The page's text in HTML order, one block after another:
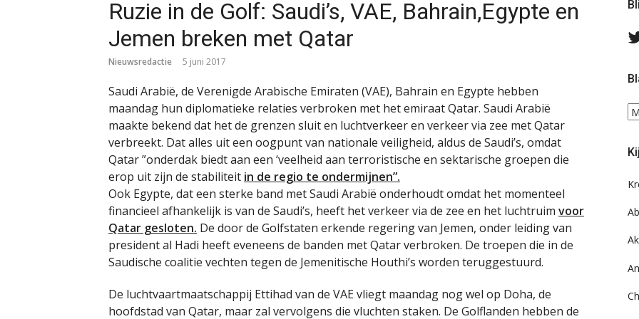
Ruzie in de Golf: Saudi’s, VAE, Bahrain,Egypte en
Jemen breken met Qatar
Nieuwsredactie 5 juni 2017
Saudi Arabië, de Verenigde Arabische Emiraten (VAE), Bahrain en Egypte hebben
maandag hun diplomatieke relaties verbroken met het emiraat Qatar. Saudi Arabië
maakte bekend dat het de grenzen sluit en luchtverkeer en verkeer via zee met Qatar
verbreekt. Dat alles uit een oogpunt van nationale veiligheid, aldus de Saudi’s, omdat
Qatar ”onderdak biedt aan een ‘veelheid aan terroristische en sektarische groepen die
erop uit zijn de stabiliteit in de regio te ondermijnen”.
Ook Egypte, dat een sterke band met Saudi Arabië onderhoudt omdat het momenteel
financieel afhankelijk is van de Saudi’s, heeft het verkeer via de zee en het luchtruim voor
Qatar gesloten. De door de Golfstaten erkende regering van Jemen, onder leiding van
president al Hadi heeft eveneens de banden met Qatar verbroken. De troepen die in de
Saudische coalitie vechten tegen de Jemenitische Houthi’s worden teruggestuurd.
De luchtvaartmaatschappij Ettihad van de VAE vliegt maandag nog wel op Doha, de
hoofdstad van Qatar, maar zal vervolgens die vluchten staken. De Golflanden hebben de